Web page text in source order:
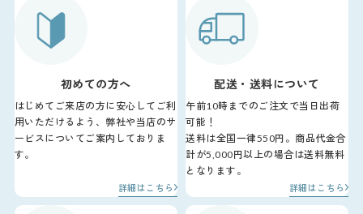
初めての方へ
はじめてご来店の方に安心してご利
用いただけるよう、弊社や当店のサ
ービスについてご案内しておりま
す。
詳細はこちら
配送・送料について
午前10時までのご注文で当日出荷
可能！
送料は全国一律550円。商品代金合
計が5,000円以上の場合は送料無料
となります。
詳細はこちら